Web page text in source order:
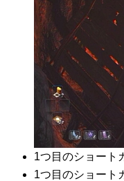
1つ目のショート
1つ目のショート